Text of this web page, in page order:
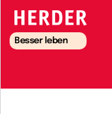
HERDER-MENÜ
Besser leben